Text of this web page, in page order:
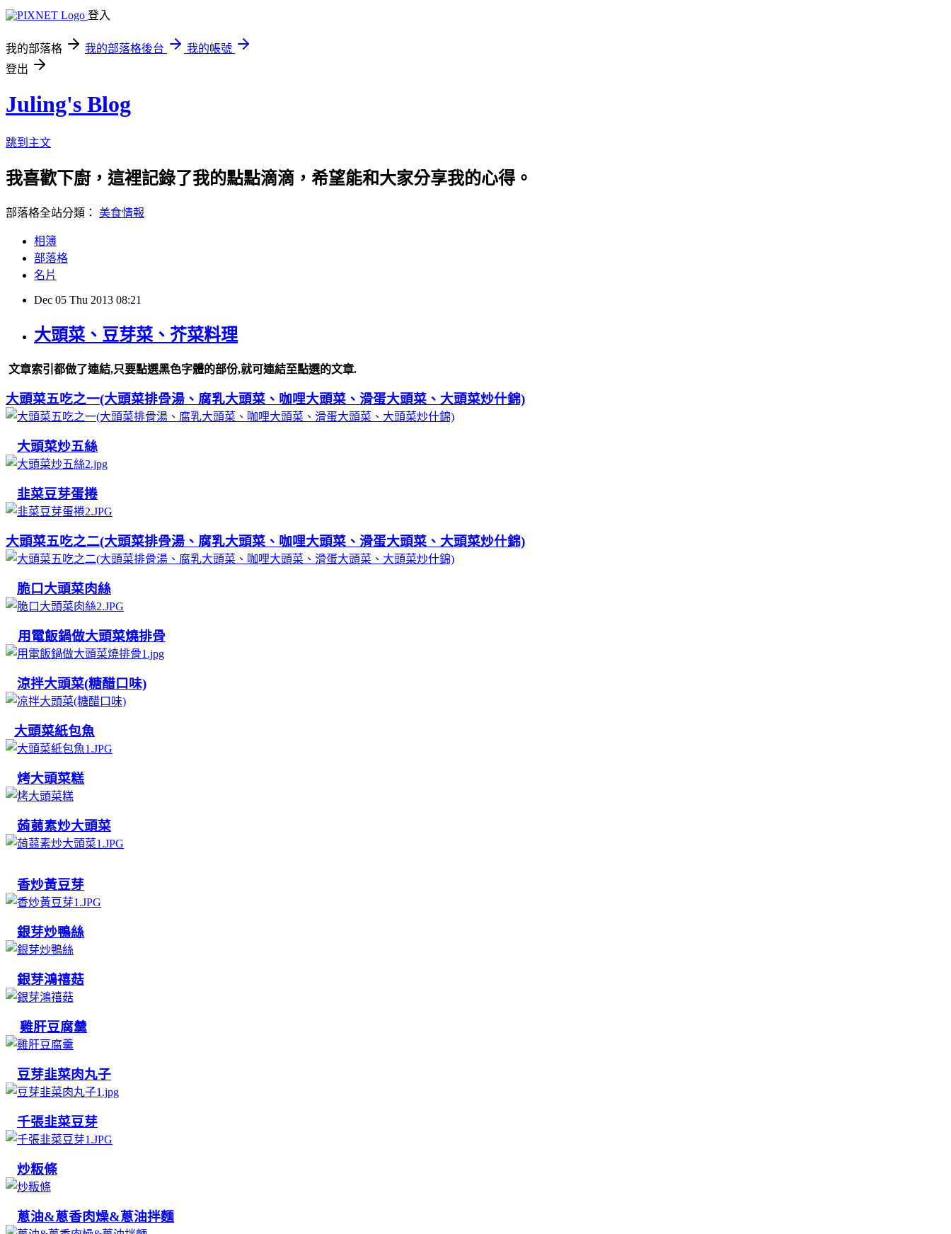
登入
我的部落格 我的部落格後台
我的帳號
登出
Juling's Blog
跳到主文
我喜歡下廚，這裡記錄了我的點點滴滴，希望能和大家分享我的心得。
部落格全站分類： 美食情報
相簿
部落格
名片
Dec 05 Thu 2013 08:21
大頭菜、豆芽菜、芥菜料理
文章索引都做了連結,只要點選黑色字體的部份,就可連結至點選的文章.
大頭菜五吃之一(大頭菜排骨湯、腐乳大頭菜、咖哩大頭菜、滑蛋大頭菜、大頭菜炒什錦)
大頭菜炒五絲
韭菜豆芽蛋捲
大頭菜五吃之二(大頭菜排骨湯、腐乳大頭菜、咖哩大頭菜、滑蛋大頭菜、大頭菜炒什錦)
脆口大頭菜肉絲
用電飯鍋做大頭菜燒排骨
涼拌大頭菜(糖醋口味)
大頭菜紙包魚
烤大頭菜糕
蒟蒻素炒大頭菜
香炒黃豆芽
銀芽炒鴨絲
銀芽鴻禧菇
雞肝豆腐羹
豆芽韭菜肉丸子
千張韭菜豆芽
炒粄條
蔥油&蔥香肉燥&蔥油拌麵